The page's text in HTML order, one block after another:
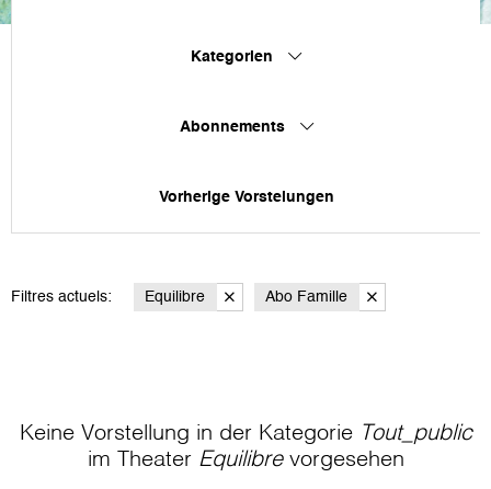
Kategorien
Abonnements
Vorherige Vorstelungen
Filtres actuels: Equilibre Abo Famille
Keine Vorstellung in der Kategorie Tout_public
im Theater Equilibrevorgesehen